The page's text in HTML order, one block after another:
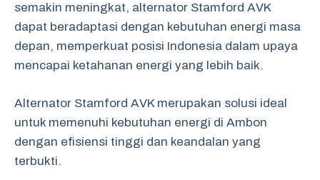
semakin meningkat, alternator Stamford AVK
dapat beradaptasi dengan kebutuhan energi masa
depan, memperkuat posisi Indonesia dalam upaya
mencapai ketahanan energi yang lebih baik.
Alternator Stamford AVK merupakan solusi ideal
untuk memenuhi kebutuhan energi di Ambon
dengan efisiensi tinggi dan keandalan yang
terbukti.